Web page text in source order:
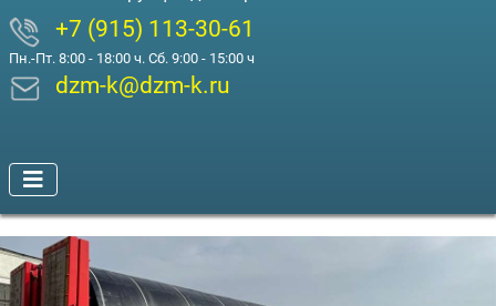
+7 (915) 113-30-61
Пн.-Пт. 8:00 - 18:00 ч. Сб. 9:00 - 15:00 ч
dzm-k@dzm-k.ru